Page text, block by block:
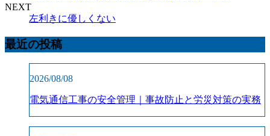
NEXT
左利きに優しくない
最近の投稿
2026/08/08
電気通信工事の安全管理｜事故防止と労災対策の実務